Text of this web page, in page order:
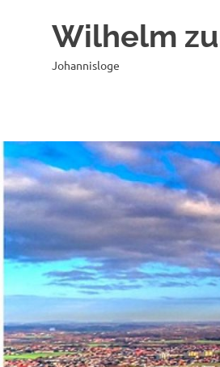
Wilhelm
Johannisloge